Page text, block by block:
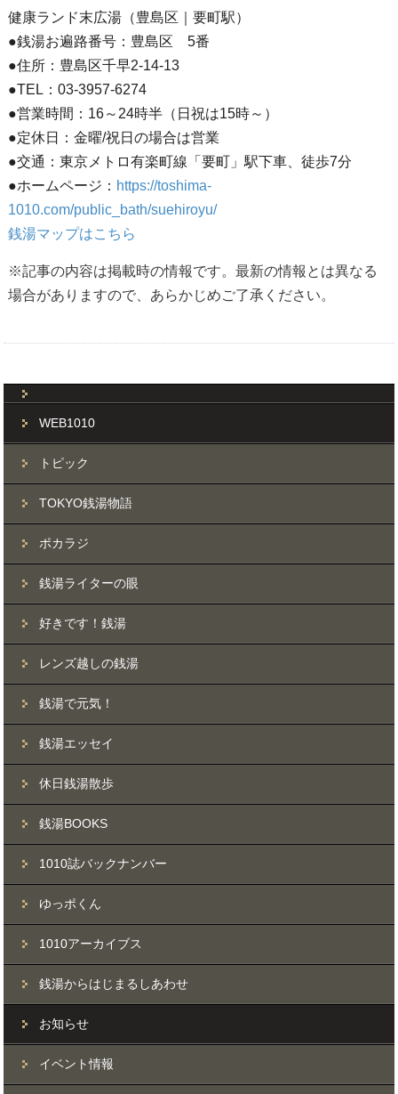
健康ランド末広湯（豊島区｜要町駅）
●銭湯お遍路番号：豊島区 5番
●住所：豊島区千早2-14-13
●TEL：03-3957-6274
●営業時間：16～24時半（日祝は15時～）
●定休日：金曜/祝日の場合は営業
●交通：東京メトロ有楽町線「要町」駅下車、徒歩7分
●ホームページ： https://toshima-
1010.com/public_bath/suehiroyu/
銭湯マップはこちら
※記事の内容は掲載時の情報です。最新の情報とは異なる
場合がありますので、あらかじめご了承ください。
WEB1010
トピック
TOKYO銭湯物語
ポカラジ
銭湯ライターの眼
好きです！銭湯
レンズ越しの銭湯
銭湯で元気！
銭湯エッセイ
休日銭湯散歩
銭湯BOOKS
1010誌バックナンバー
ゆっポくん
1010アーカイブス
銭湯からはじまるしあわせ
お知らせ
イベント情報